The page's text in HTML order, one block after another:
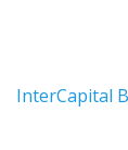
InterCapital